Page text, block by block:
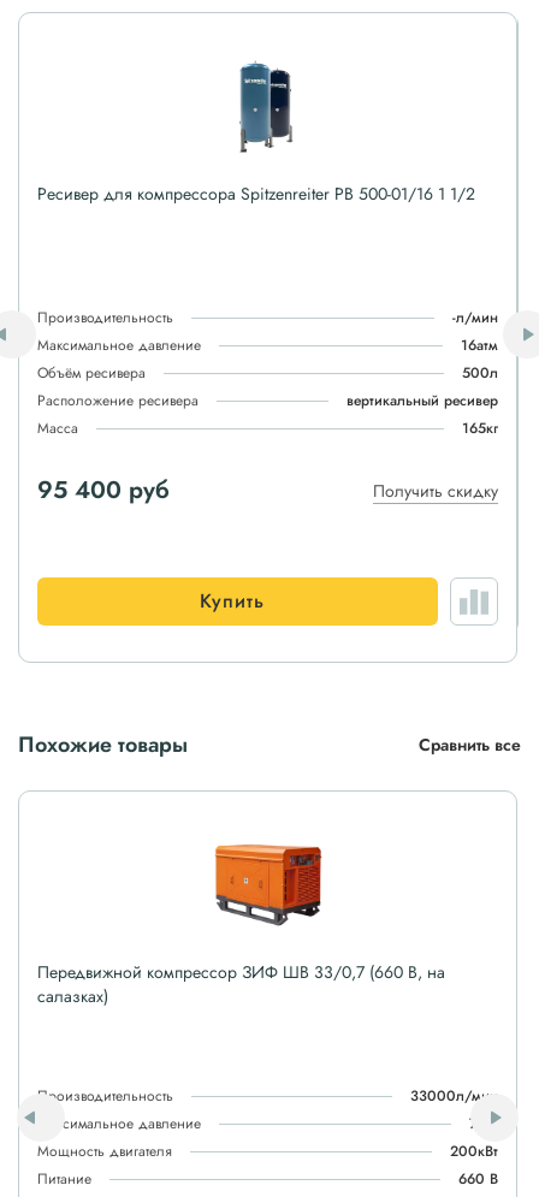
Ресивер для компрессора Spitzenreiter РВ 500-01/16 1 1/2
Производительность
-л/мин
Максимальное давление
16атм
Объём ресивера
500л
Расположение ресивера
вертикальный ресивер
Масса
165кг
95 400 руб Получить скидку
Купить
Похожие товары Сравнить все
Передвижной компрессор ЗИФ ШВ 33/0,7 (660 В, на
салазках)
Производительность
33000л/мин
Максимальное давление
7атм
Мощность двигателя
200кВт
Питание
660 В